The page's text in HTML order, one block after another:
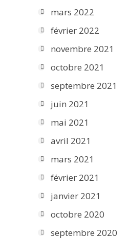
mars 2022
février 2022
novembre 2021
octobre 2021
septembre 2021
juin 2021
mai 2021
avril 2021
mars 2021
février 2021
janvier 2021
octobre 2020
septembre 2020